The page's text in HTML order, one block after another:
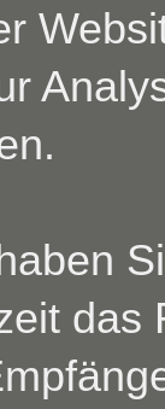
das